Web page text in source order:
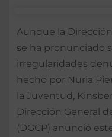
Aunque la
se ha pronunciado
irregularidades
hecho por Nuria
la Juventud,
Dirección General
(DGCP) anunció